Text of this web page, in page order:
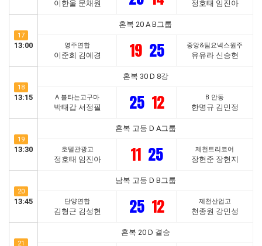
이한울 문채원 정호태 임진아
17
13:00
혼복 20 A B그룹
영주연합
이준희 김예경 19 25 중앙&팀요넥스원주
유유라 신승현
18
13:15
혼복 30 D 8강
A 불타는고구마
박태갑 서정필 25 12 B 안동
한명규 김민정
19
13:30
혼복 고등 D A그룹
호텔관광고
정호태 임진아 11 25 제천트리코어
장현준 장현지
20
13:45
남복 고등 D B그룹
단양연합
김형근 김성현 25 12 제천산업고
천종원 강민성
21
혼복 20 D 결승